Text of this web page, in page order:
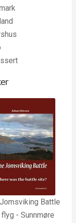
Battle
- Sunnmøre